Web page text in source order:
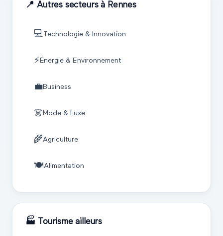
📍 Autres secteurs à Rennes
💻 Technologie & Innovation
⚡ Énergie & Environnement
💼Business
👗 Mode & Luxe
🌾Agriculture
🍽️Alimentation
🏭 Tourismeailleurs